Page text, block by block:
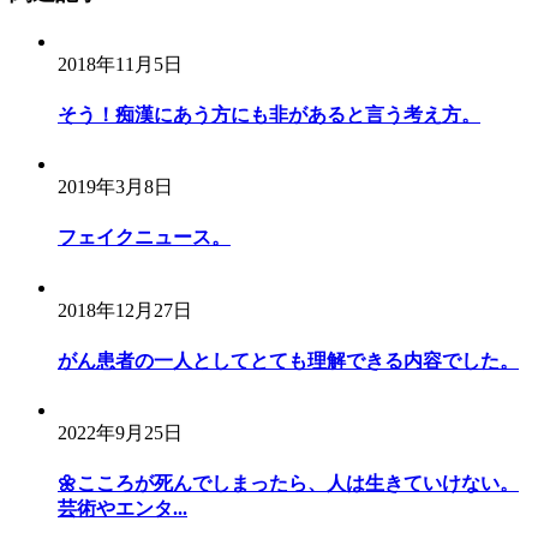
2018年11月5日
そう！痴漢にあう方にも非があると言う考え方。
2019年3月8日
フェイクニュース。
2018年12月27日
がん患者の一人としてとても理解できる内容でした。
2022年9月25日
🌼こころが死んでしまったら、人は生きていけない。
芸術やエンタ...